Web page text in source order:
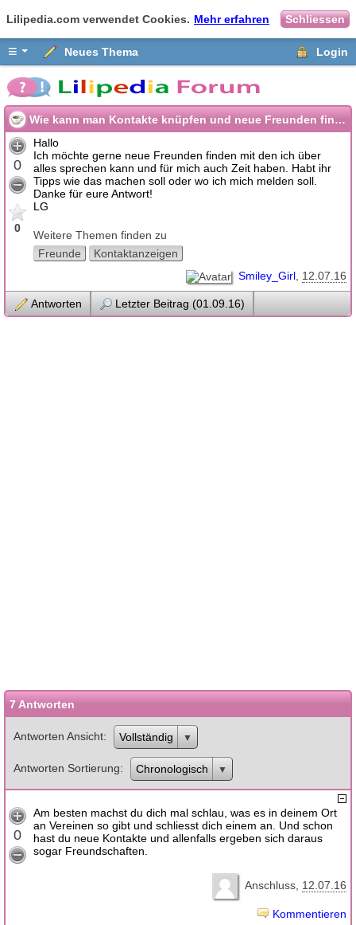
Lilipedia.com verwendet Cookies. Mehr erfahren Schliessen
≡ Neues Thema Login
Wie kann man Kontakte knüpfen und neue Freunden finden?
0
0
Hallo
Ich möchte gerne neue Freunden finden mit den ich über
alles sprechen kann und für mich auch Zeit haben. Habt ihr
Tipps wie das machen soll oder wo ich mich melden soll.
Danke für eure Antwort!
LG
Weitere Themen finden zu
Freunde
Kontaktanzeigen
Smiley_Girl 12.07.16
Antworten Letzter Beitrag (01.09.16)
7 Antworten
Antworten Ansicht Vollständig
Antworten Sortierung Chronologisch
0
Am besten machst du dich mal schlau, was es in deinem Ort
an Vereinen so gibt und schliesst dich einem an. Und schon
hast du neue Kontakte und allenfalls ergeben sich daraus
sogar Freundschaften.
Anschluss 12.07.16
Kommentieren